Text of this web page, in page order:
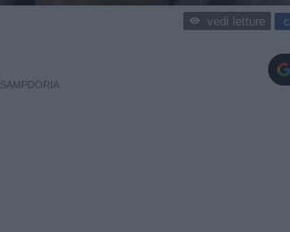
vedi letture
SAMPDORIA